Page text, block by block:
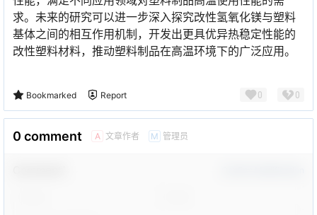
求。未来的研究可以进一步深入探究改性氢氧化镁与塑料
基体之间的相互作用机制，开发出更具优异热稳定性能的
改性塑料材料，推动塑料制品在高温环境下的广泛应用。
Bookmarked Report 0 0
0 comment A 文章作者 M 管理员